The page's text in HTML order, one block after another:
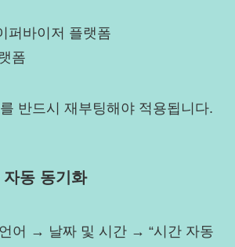
퍼바이저 플랫폼
폼
반드시 재부팅해야 적용됩니다.
동 동기화
어 → 날짜 및 시간 → “시간 자동